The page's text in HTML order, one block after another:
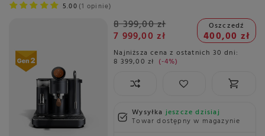
5.00 1 opinie
8 399,00 zł
7 999,00 zł
Oszczedź
400,00 zł
Najniższa cena z ostatnich 30 dni:
8 399,00 zł -4%
Wysyłkajeszcze dzisiaj
Towar dostępny w magazynie